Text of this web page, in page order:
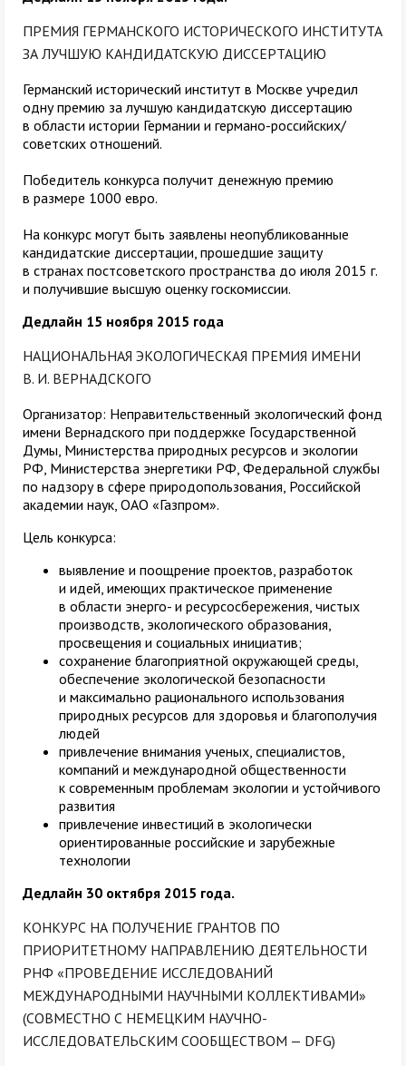
ПРЕМИЯ ГЕРМАНСКОГО ИСТОРИЧЕСКОГО ИНСТИТУТА
ЗА ЛУЧШУЮ КАНДИДАТСКУЮ ДИССЕРТАЦИЮ
Германский исторический институт в Москве учредил
одну премию за лучшую кандидатскую диссертацию
в области истории Германии и германо-российских/
советских отношений.
Победитель конкурса получит денежную премию
в размере 1000 евро.
На конкурс могут быть заявлены неопубликованные
кандидатские диссертации, прошедшие защиту
в странах постсоветского пространства до июля 2015 г.
и получившие высшую оценку госкомиссии.
Дедлайн 15 ноября 2015 года
НАЦИОНАЛЬНАЯ ЭКОЛОГИЧЕСКАЯ ПРЕМИЯ ИМЕНИ
В. И. ВЕРНАДСКОГО
Организатор: Неправительственный экологический фонд
имени Вернадского при поддержке Государственной
Думы, Министерства природных ресурсов и экологии
РФ, Министерства энергетики РФ, Федеральной службы
по надзору в сфере природопользования, Российской
академии наук, ОАО «Газпром».
Цель конкурса:
выявление и поощрение проектов, разработок
и идей, имеющих практическое применение
в области энерго- и ресурсосбережения, чистых
производств, экологического образования,
просвещения и социальных инициатив;
сохранение благоприятной окружающей среды,
обеспечение экологической безопасности
и максимально рационального использования
природных ресурсов для здоровья и благополучия
людей
привлечение внимания ученых, специалистов,
компаний и международной общественности
к современным проблемам экологии и устойчивого
развития
привлечение инвестиций в экологически
ориентированные российские и зарубежные
технологии
Дедлайн 30 октября 2015 года.
КОНКУРС НА ПОЛУЧЕНИЕ ГРАНТОВ ПО
ПРИОРИТЕТНОМУ НАПРАВЛЕНИЮ ДЕЯТЕЛЬНОСТИ
РНФ «ПРОВЕДЕНИЕ ИССЛЕДОВАНИЙ
МЕЖДУНАРОДНЫМИ НАУЧНЫМИ КОЛЛЕКТИВАМИ»
(СОВМЕСТНО С НЕМЕЦКИМ НАУЧНО-
ИССЛЕДОВАТЕЛЬСКИМ СООБЩЕСТВОМ — DFG)